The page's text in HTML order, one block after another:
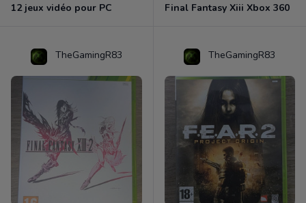
12 jeux vidéo pour PC Final Fantasy Xiii Xbox 360
TheGamingR83 TheGamingR83